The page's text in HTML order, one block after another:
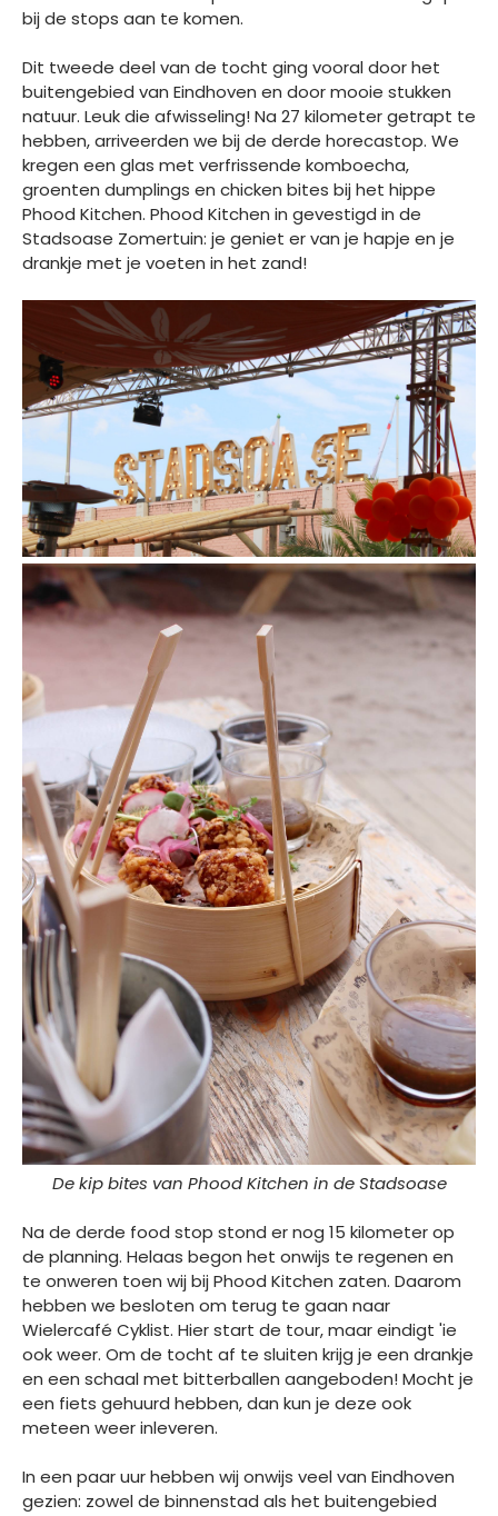
bij de stops aan te komen.
Dit tweede deel van de tocht ging vooral door het
buitengebied van Eindhoven en door mooie stukken
natuur. Leuk die afwisseling! Na 27 kilometer getrapt te
hebben, arriveerden we bij de derde horecastop. We
kregen een glas met verfrissende komboecha,
groenten dumplings en chicken bites bij het hippe
Phood Kitchen. Phood Kitchen in gevestigd in de
Stadsoase Zomertuin: je geniet er van je hapje en je
drankje met je voeten in het zand!
De kip bites van Phood Kitchen in de Stadsoase
Na de derde food stop stond er nog 15 kilometer op
de planning. Helaas begon het onwijs te regenen en
te onweren toen wij bij Phood Kitchen zaten. Daarom
hebben we besloten om terug te gaan naar
Wielercafé Cyklist. Hier start de tour, maar eindigt 'ie
ook weer. Om de tocht af te sluiten krijg je een drankje
en een schaal met bitterballen aangeboden! Mocht je
een fiets gehuurd hebben, dan kun je deze ook
meteen weer inleveren.
In een paar uur hebben wij onwijs veel van Eindhoven
gezien: zowel de binnenstad als het buitengebied